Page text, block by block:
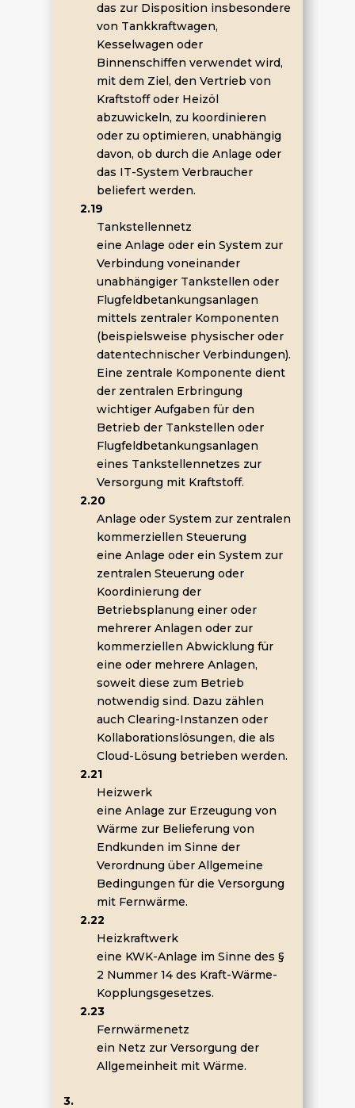
das zur Disposition insbesondere
von Tankkraftwagen,
Kesselwagen oder
Binnenschiffen verwendet wird,
mit dem Ziel, den Vertrieb von
Kraftstoff oder Heizöl
abzuwickeln, zu koordinieren
oder zu optimieren, unabhängig
davon, ob durch die Anlage oder
das IT-System Verbraucher
beliefert werden.
2.19
Tankstellennetz
eine Anlage oder ein System zur
Verbindung voneinander
unabhängiger Tankstellen oder
Flugfeldbetankungsanlagen
mittels zentraler Komponenten
(beispielsweise physischer oder
datentechnischer Verbindungen).
Eine zentrale Komponente dient
der zentralen Erbringung
wichtiger Aufgaben für den
Betrieb der Tankstellen oder
Flugfeldbetankungsanlagen
eines Tankstellennetzes zur
Versorgung mit Kraftstoff.
2.20
Anlage oder System zur zentralen
kommerziellen Steuerung
eine Anlage oder ein System zur
zentralen Steuerung oder
Koordinierung der
Betriebsplanung einer oder
mehrerer Anlagen oder zur
kommerziellen Abwicklung für
eine oder mehrere Anlagen,
soweit diese zum Betrieb
notwendig sind. Dazu zählen
auch Clearing-Instanzen oder
Kollaborationslösungen, die als
Cloud-Lösung betrieben werden.
2.21
Heizwerk
eine Anlage zur Erzeugung von
Wärme zur Belieferung von
Endkunden im Sinne der
Verordnung über Allgemeine
Bedingungen für die Versorgung
mit Fernwärme.
2.22
Heizkraftwerk
eine KWK-Anlage im Sinne des §
2 Nummer 14 des Kraft-Wärme-
Kopplungsgesetzes.
2.23
Fernwärmenetz
ein Netz zur Versorgung der
Allgemeinheit mit Wärme.
3.